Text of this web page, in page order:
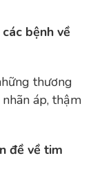
bệnh về
thương
áp, thậm
đề về tim